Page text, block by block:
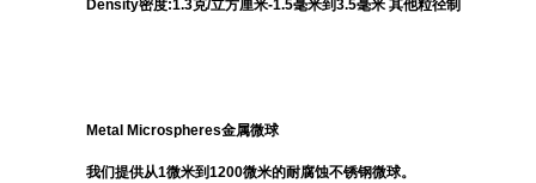
Density密度:1.3克/立方厘米-1.5毫米到3.5毫米 其他粒径制
Metal Microspheres金属微球
我们提供从1微米到1200微米的耐腐蚀不锈钢微球。